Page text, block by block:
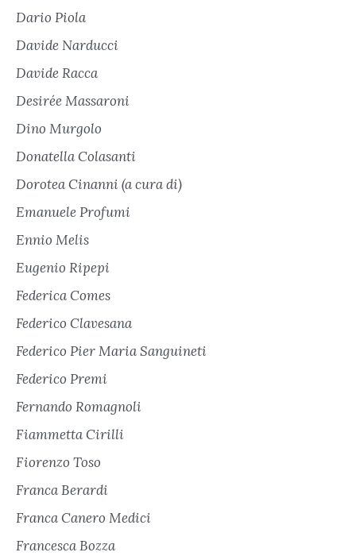
Dario Piola
Davide Narducci
Davide Racca
Desirée Massaroni
Dino Murgolo
Donatella Colasanti
Dorotea Cinanni (a cura di)
Emanuele Profumi
Ennio Melis
Eugenio Ripepi
Federica Comes
Federico Clavesana
Federico Pier Maria Sanguineti
Federico Premi
Fernando Romagnoli
Fiammetta Cirilli
Fiorenzo Toso
Franca Berardi
Franca Canero Medici
Francesca Bozza